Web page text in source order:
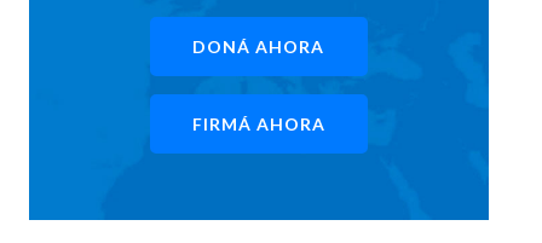
DONÁ AHORA
FIRMÁ AHORA